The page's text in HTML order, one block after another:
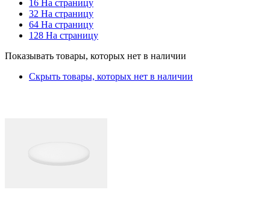
16 На страницу
32 На страницу
64 На страницу
128 На страницу
Показывать товары, которых нет в наличии
Скрыть товары, которых нет в наличии